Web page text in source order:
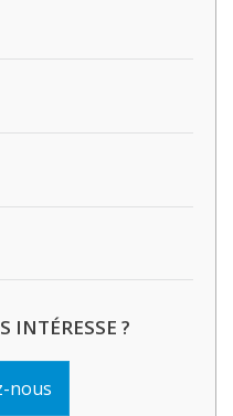
INTÉRESSE ?
nous